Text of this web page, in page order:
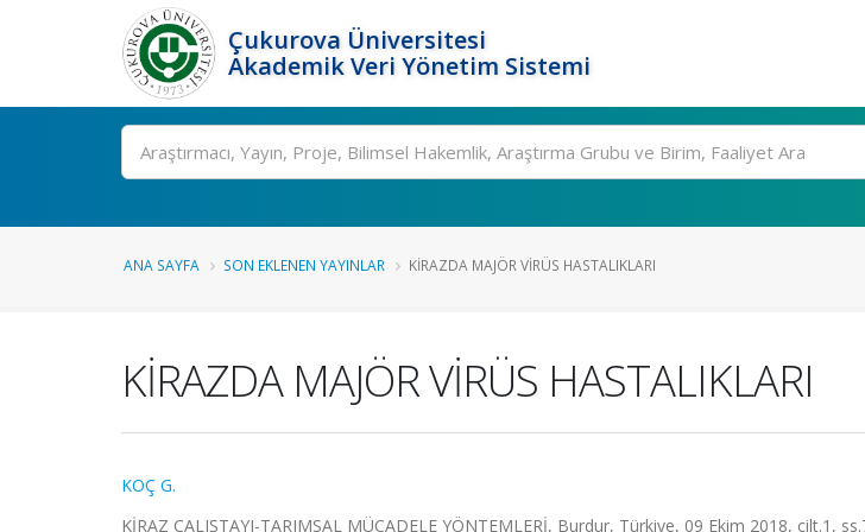
Çukurova Üniversitesi
Akademik Veri Yönetim Sistemi
Ara
ANA SAYFA SON EKLENEN YAYINLAR KİRAZDA MAJÖR VİRÜS HASTALIKLARI
KİRAZDA MAJÖR VİRÜS HASTALIKLARI
KOÇ G.
KİRAZ ÇALIŞTAYI-TARIMSAL MÜCADELE YÖNTEMLERİ, Burdur, Türkiye, 09 Ekim 2018, cilt.1,